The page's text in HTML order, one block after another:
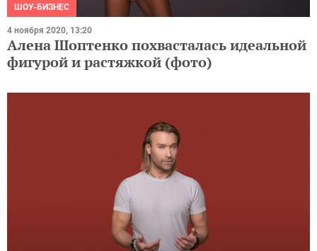
ШОУ-БИЗНЕС
4 ноября 2020, 13:20
Алена Шоптенко похвасталась идеальной
фигурой и растяжкой (фото)